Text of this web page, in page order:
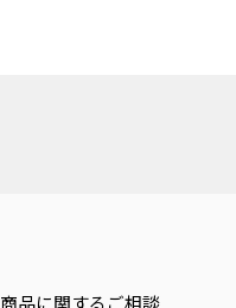
商品に関するご相談